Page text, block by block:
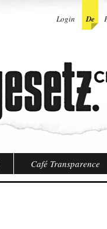
Login De
Café Transparence